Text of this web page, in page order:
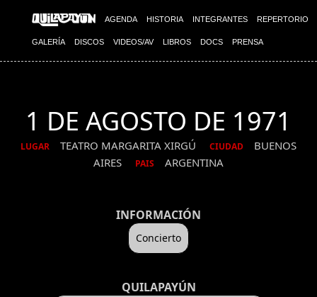
AGENDA HISTORIA INTEGRANTES REPERTORIO
GALERÍA DISCOS VIDEOS/AV LIBROS DOCS PRENSA
1 DE AGOSTO DE 1971
LUGAR TEATRO MARGARITA XIRGÚ CIUDAD
BUENOS
AIRES
PAIS ARGENTINA
INFORMACIÓN
Concierto
QUILAPAYÚN